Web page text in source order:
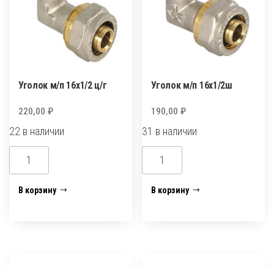
Уголок м/п 16х1/2 ц/г
220,00 ₽
22 в наличии
Количество
товара
Уголок
В корзину
Уголок м/п 16х1/2ш
190,00₽
31 в наличии
Количество
товара
Уголок
В корзину